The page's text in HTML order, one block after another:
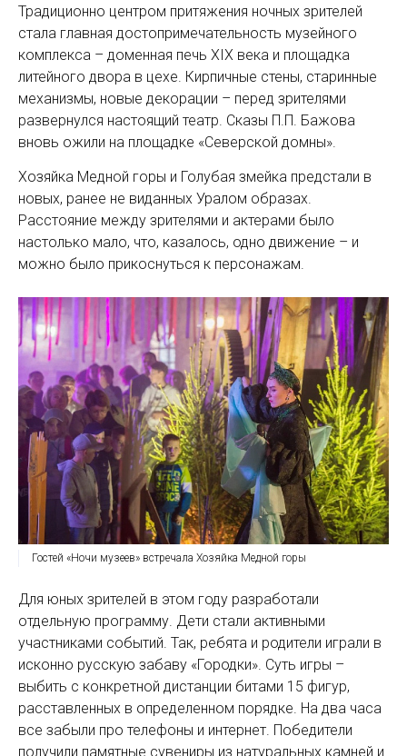
Традиционно центром притяжения ночных зрителей
стала главная достопримечательность музейного
комплекса – доменная печь XIX века и площадка
литейного двора в цехе. Кирпичные стены, старинные
механизмы, новые декорации – перед зрителями
развернулся настоящий театр. Сказы П.П. Бажова
вновь ожили на площадке «Северской домны».
Хозяйка Медной горы и Голубая змейка предстали в
новых, ранее не виданных Уралом образах.
Расстояние между зрителями и актерами было
настолько мало, что, казалось, одно движение – и
можно было прикоснуться к персонажам.
Гостей «Ночи музеев» встречала Хозяйка Медной горы
Для юных зрителей в этом году разработали
отдельную программу. Дети стали активными
участниками событий. Так, ребята и родители играли в
исконно русскую забаву «Городки». Суть игры –
выбить с конкретной дистанции битами 15 фигур,
расставленных в определенном порядке. На два часа
все забыли про телефоны и интернет. Победители
получили памятные сувениры из натуральных камней и